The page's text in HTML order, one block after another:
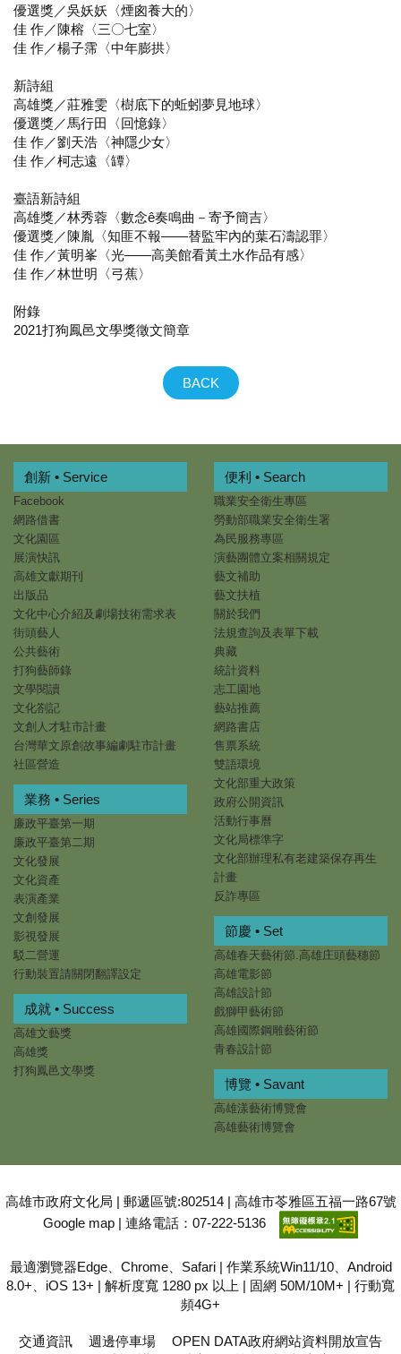
優選獎／吳妖妖〈煙囪養大的〉
佳 作／陳榕〈三〇七室〉
佳 作／楊子霈〈中年膨拱〉
新詩組
高雄獎／莊雅雯〈樹底下的蚯蚓夢見地球〉
優選獎／馬行田〈回憶錄〉
佳 作／劉天浩〈神隱少女〉
佳 作／柯志遠〈罈〉
臺語新詩組
高雄獎／林秀蓉〈數念ê奏鳴曲－寄予簡吉〉
優選獎／陳胤〈知匪不報——替監牢內的葉石濤認罪〉
佳 作／黃明峯〈光——高美館看黃土水作品有感〉
佳 作／林世明〈弓蕉〉
附錄
2021打狗鳳邑文學獎徵文簡章
BACK
創新 • Service
Facebook
網路借書
文化園區
展演快訊
高雄文獻期刊
出版品
文化中心介紹及劇場技術需求表
街頭藝人
公共藝術
打狗藝師錄
文學閱讀
文化劄記
文創人才駐市計畫
台灣華文原創故事編劇駐市計畫
社區營造
便利 • Search
職業安全衛生專區
勞動部職業安全衛生署
為民服務專區
演藝團體立案相關規定
藝文補助
藝文扶植
關於我們
法規查詢及表單下載
典藏
統計資料
志工園地
藝站推薦
網路書店
售票系統
雙語環境
文化部重大政策
政府公開資訊
活動行事曆
文化局標準字
文化部辦理私有老建築保存再生
計畫
反詐專區
業務 • Series
廉政平臺第一期
廉政平臺第二期
文化發展
文化資產
表演產業
文創發展
影視發展
駁二營運
行動裝置請關閉翻譯設定
節慶 • Set
高雄春天藝術節.高雄庄頭藝穗節
高雄電影節
高雄設計節
戲獅甲藝術節
高雄國際鋼雕藝術節
青春設計節
成就 • Success
高雄文藝獎
高雄獎
打狗鳳邑文學獎
博覽 • Savant
高雄漾藝術博覽會
高雄藝術博覽會
高雄市政府文化局 | 郵遞區號:802514 | 高雄市苓雅區五福一路67號
Google map | 連絡電話：07-222-5136
最適瀏覽器Edge、Chrome、Safari | 作業系統Win11/10、Android
8.0+、iOS 13+ | 解析度寬 1280 px 以上 | 固網 50M/10M+ | 行動寬
頻4G+
交通資訊 週邊停車場
OPEN DATA政府網站資料開放宣告